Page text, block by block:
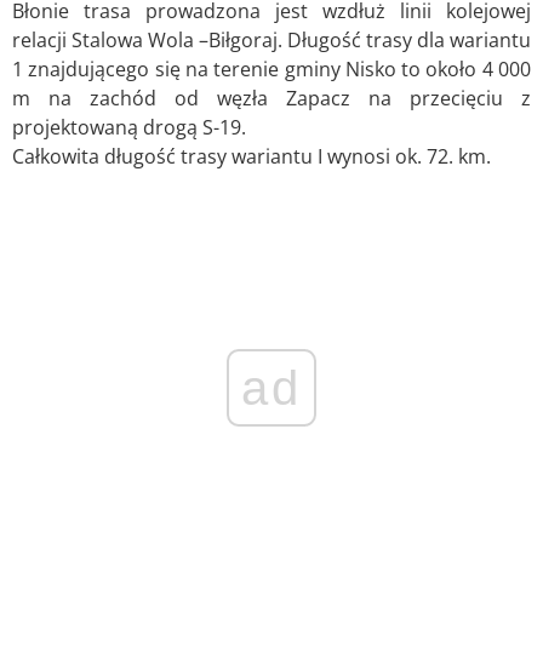
Błonie trasa prowadzona jest wzdłuż linii kolejowej
relacji Stalowa Wola –Biłgoraj. Długość trasy dla wariantu
1 znajdującego się na terenie gminy Nisko to około 4 000
m na zachód od węzła Zapacz na przecięciu z
projektowaną drogą S-19.
Całkowita długość trasy wariantu I wynosi ok. 72. km.
ad